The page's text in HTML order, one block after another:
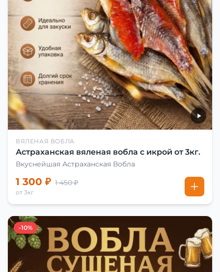
ВЯЛЕНАЯ ВОБЛА
Астраханская вяленая вобла с икрой от 3кг.
Вкуснейшая Астраханская Вобла
1 300 ₽ 1 450 ₽
от 3кг
-10%